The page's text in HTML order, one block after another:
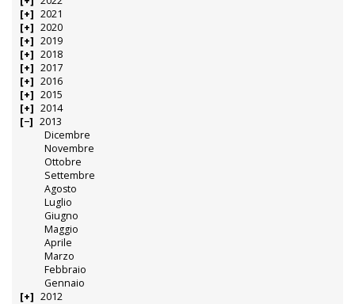
2021
2020
2019
2018
2017
2016
2015
2014
2013
Dicembre
Novembre
Ottobre
Settembre
Agosto
Luglio
Giugno
Maggio
Aprile
Marzo
Febbraio
Gennaio
2012